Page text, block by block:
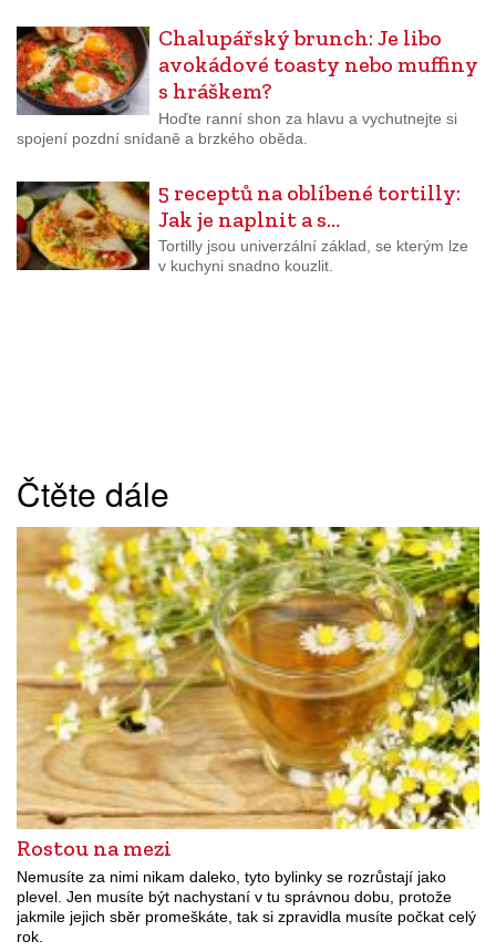
Chalupářský brunch: Je libo
avokádové toasty nebo muffiny
s hráškem?
Hoďte ranní shon za hlavu a vychutnejte si
spojení pozdní snídaně a brzkého oběda.
5 receptů na oblíbené tortilly:
Jak je naplnit a s…
Tortilly jsou univerzální základ, se kterým lze
v kuchyni snadno kouzlit.
Čtěte dále
Rostou na mezi
Nemusíte za nimi nikam daleko, tyto bylinky se rozrůstají jako
plevel. Jen musíte být nachystaní v tu správnou dobu, protože
jakmile jejich sběr promeškáte, tak si zpravidla musíte počkat celý
rok.